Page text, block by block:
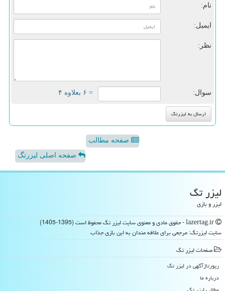
نام:
ایمیل:
نظر:
سوال: = ۶ بعلاوه ۴
صفحه مطالب
صفحه اصلی لیزرتگ
لیزر تگ
لیزر و بازی
سایت لیزرتگ: مرجعی برای علاقه مندان به این بازی جذاب
صفحات لیزر تگ
رپورتاژآگهی در لیزر تگ
درباره ما